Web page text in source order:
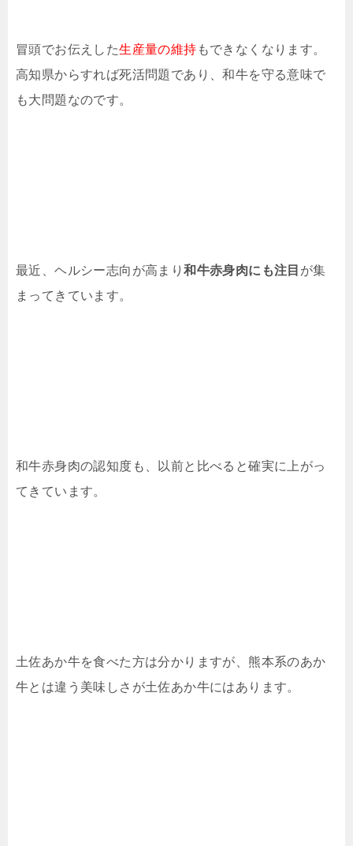
冒頭でお伝えした生産量の維持 もできなくなります。
高知県からすれば死活問題であり、和牛を守る意味で
も大問題なのです。
最近、ヘルシー志向が高まり和牛赤身肉にも注目 が集
まってきています。
和牛赤身肉の認知度も、以前と比べると確実に上がっ
てきています。
土佐あか牛を食べた方は分かりますが、熊本系のあか
牛とは違う美味しさが土佐あか牛にはあります。